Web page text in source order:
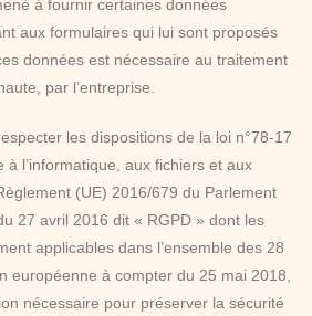
à fournir certaines données
aux formulaires qui lui sont proposés
données est nécessaire au traitement
par l’entreprise.
les dispositions de la loi n°78-17
l’informatique, aux fichiers et aux
(UE) 2016/679 du Parlement
27 avril 2016 dit « RGPD » dont les
applicables dans l’ensemble des 28
européenne à compter du 25 mai 2018,
nécessaire pour préserver la sécurité